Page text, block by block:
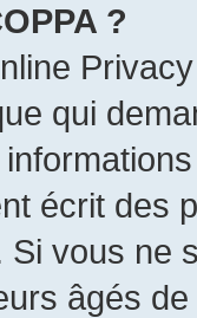
?
qui
écrit des
vous ne
âgés